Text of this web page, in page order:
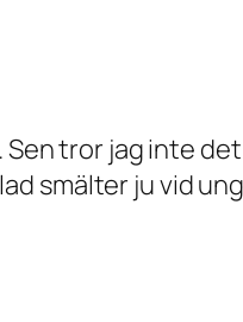
tror jag inte
smälter ju vid